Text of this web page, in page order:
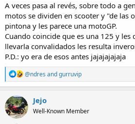
A veces pasa al revés, sobre todo a
motos se dividen en scooter y "de las
pintona y les parece una motoGP.
Cuando coincide que es una 125 y les
llevarla convalidados les resulta
P.D.: yo era de esos antes jajajajajaja
R
e
a
c
t
i
@ndres andgurruvip
Jejo
Well-Known Member